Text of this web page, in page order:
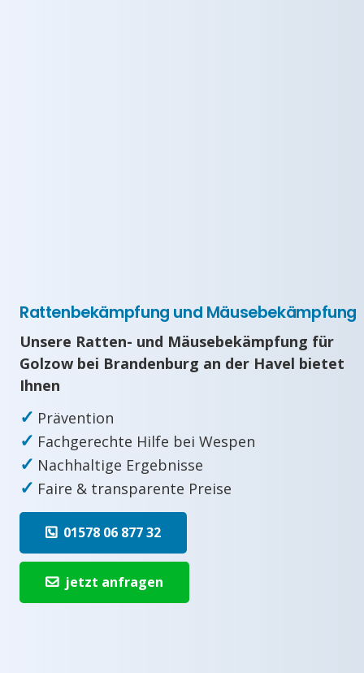
Rattenbekämpfung und Mäusebekämpfung
Unsere Ratten- und Mäusebekämpfung für
Golzow bei Brandenburg an der Havel bietet
Ihnen
✓ Prävention
✓ Fachgerechte Hilfe bei Wespen
✓ Nachhaltige Ergebnisse
✓ Faire & transparente Preise
01578 06 877 32
jetzt anfragen